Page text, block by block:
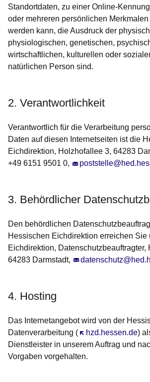
Standortdaten, zu einer Online-
oder mehreren persönlichen
werden kann, die Ausdruck der
physiologischen, genetischen,
wirtschaftlichen, kulturellen oder
natürlichen Person sind.
2. Verantwortlichkeit
Verantwortlich für die Verarbeitung
Daten auf diesen Internetseiten ist die
Eichdirektion, Holzhofallee 3, 64283
+49 6151 9501 0,
3. Behördlicher
Den behördlichen
Hessischen Eichdirektion erreichen Sie
Eichdirektion, Datenschutzbeauftragter,
64283 Darmstadt,
4. Hosting
Das Internetangebot wird von der
Datenverarbeitung (
hzd.hessen.de
Öffnet sich in
)
Dienstleister in unserem Auftrag und
Vorgaben vorgehalten.